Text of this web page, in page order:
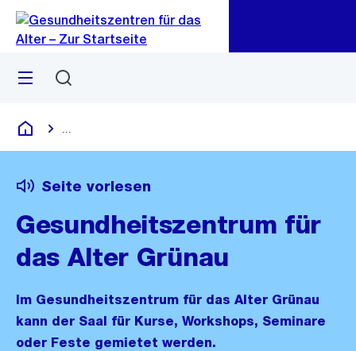
Navigation
Sprunglink
Menü
Gesundheitszentren für das Alter
Seite vorlesen
Gesundheitszentrum für
das Alter Grünau
Im Gesundheitszentrum für das Alter Grünau
kann der Saal für Kurse, Workshops, Seminare
oder Feste gemietet werden.